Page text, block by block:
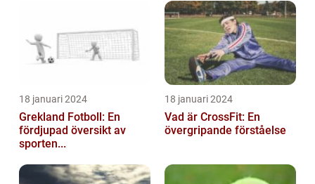
18 januari 2024
Grekland Fotboll: En
fördjupad översikt av
sporten...
18 januari 2024
Vad är CrossFit: En
övergripande förståelse